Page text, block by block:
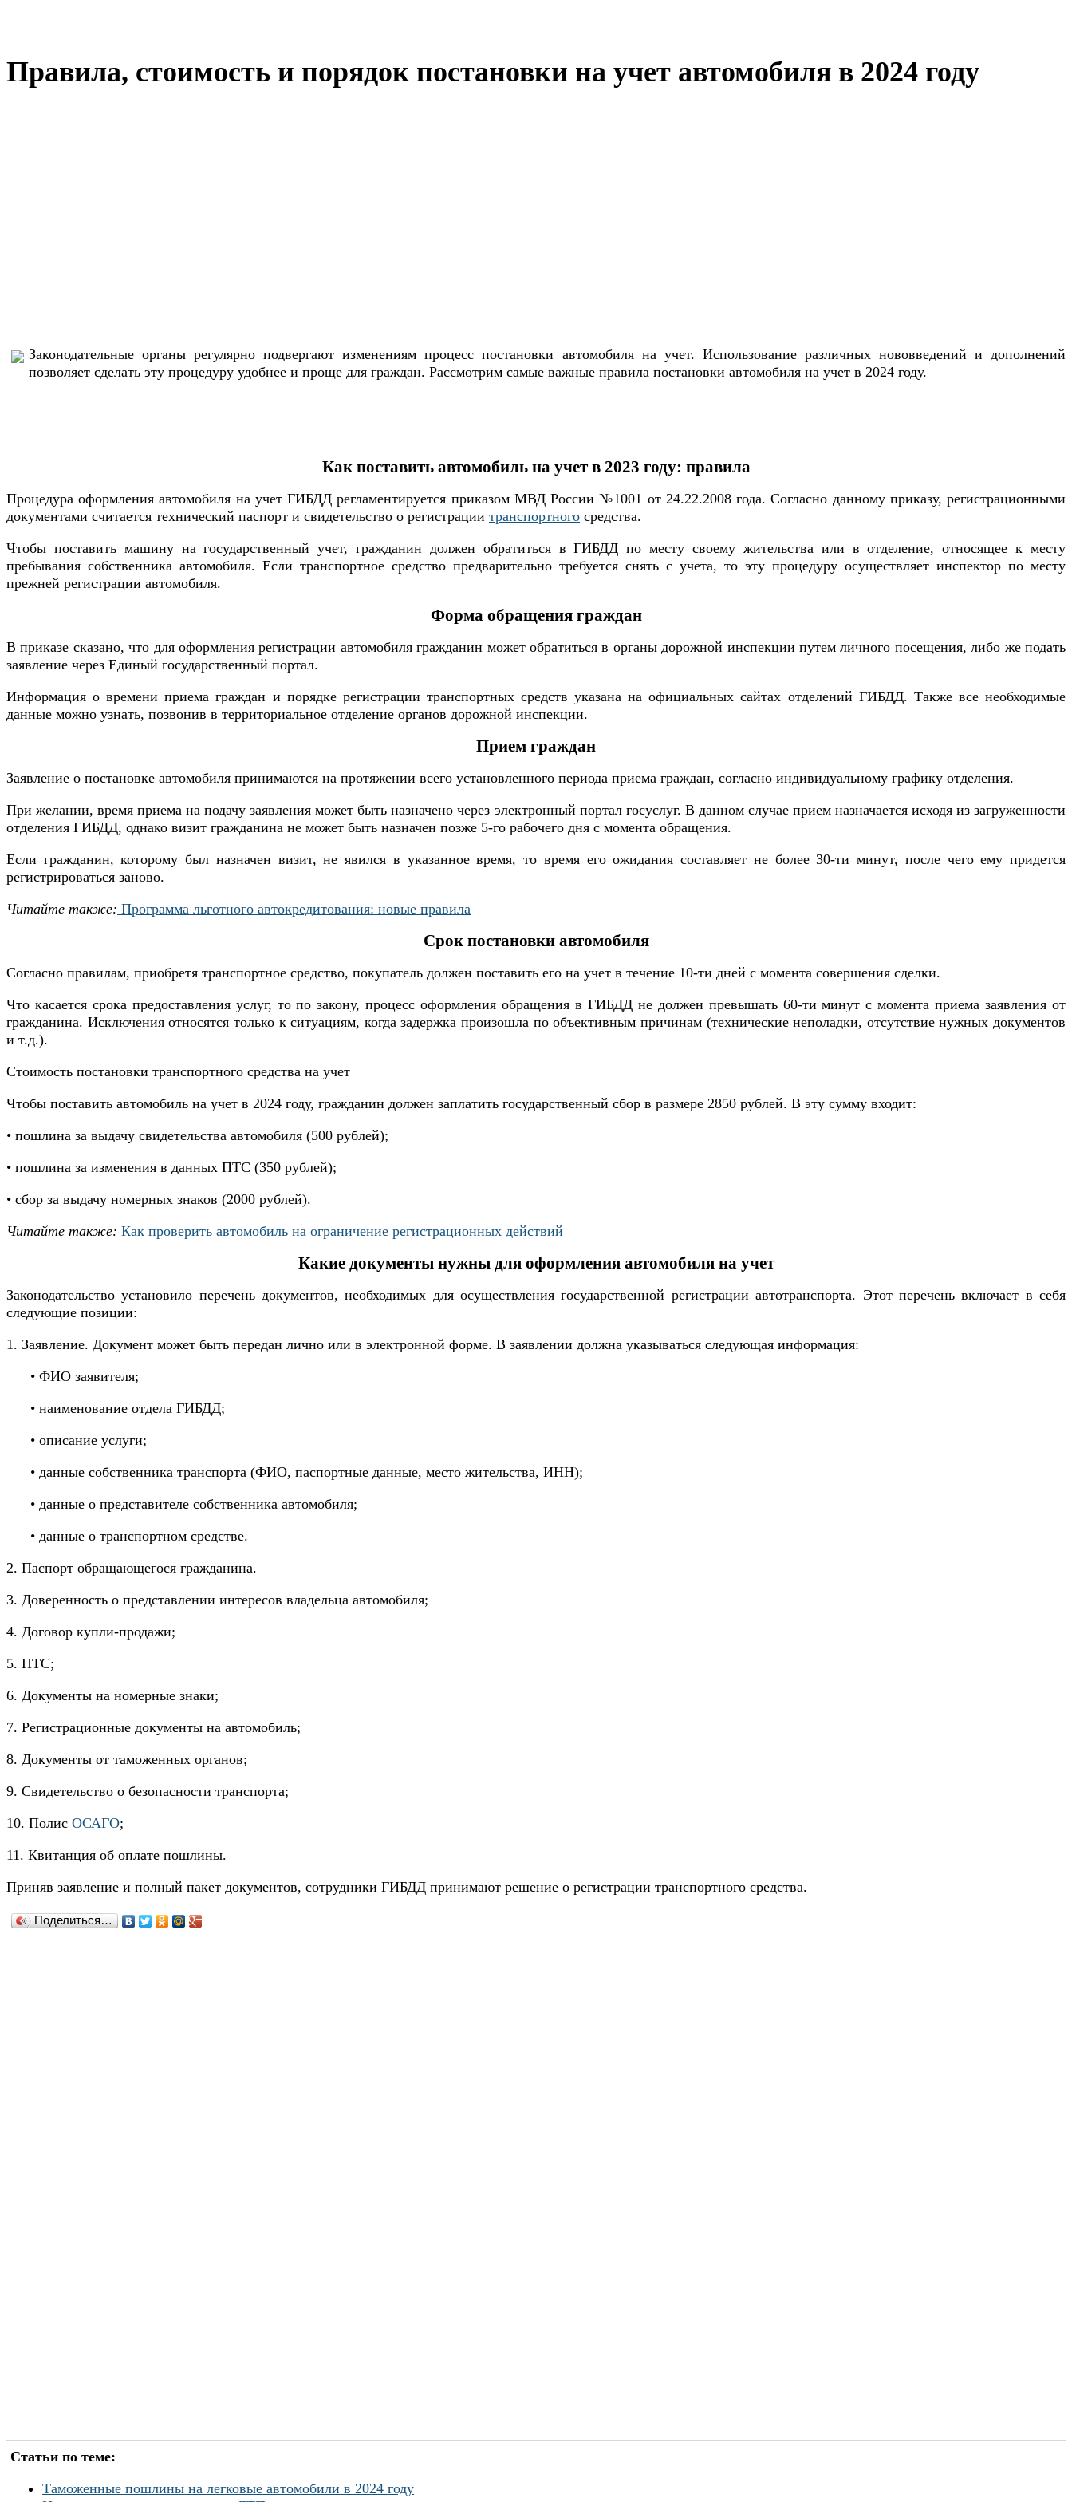
Правила, стоимость и порядок постановки на учет автомобиля в 2024 году
Законодательные органы регулярно подвергают изменениям процесс постановки автомобиля на учет. Использование различных нововведений и дополнений
позволяет сделать эту процедуру удобнее и проще для граждан. Рассмотрим самые важные правила постановки автомобиля на учет в 2024 году.
Как поставить автомобиль на учет в 2023 году: правила
Процедура оформления автомобиля на учет ГИБДД регламентируется приказом МВД России №1001 от 24.22.2008 года. Согласно данному приказу, регистрационными
документами считается технический паспорт и свидетельство о регистрации транспортного средства.
Чтобы поставить машину на государственный учет, гражданин должен обратиться в ГИБДД по месту своему жительства или в отделение, относящее к месту
пребывания собственника автомобиля. Если транспортное средство предварительно требуется снять с учета, то эту процедуру осуществляет инспектор по месту
прежней регистрации автомобиля.
Форма обращения граждан
В приказе сказано, что для оформления регистрации автомобиля гражданин может обратиться в органы дорожной инспекции путем личного посещения, либо же подать
заявление через Единый государственный портал.
Информация о времени приема граждан и порядке регистрации транспортных средств указана на официальных сайтах отделений ГИБДД. Также все необходимые
данные можно узнать, позвонив в территориальное отделение органов дорожной инспекции.
Прием граждан
Заявление о постановке автомобиля принимаются на протяжении всего установленного периода приема граждан, согласно индивидуальному графику отделения.
При желании, время приема на подачу заявления может быть назначено через электронный портал госуслуг. В данном случае прием назначается исходя из загруженности
отделения ГИБДД, однако визит гражданина не может быть назначен позже 5-го рабочего дня с момента обращения.
Если гражданин, которому был назначен визит, не явился в указанное время, то время его ожидания составляет не более 30-ти минут, после чего ему придется
регистрироваться заново.
Читайте также: Программа льготного автокредитования: новые правила
Срок постановки автомобиля
Согласно правилам, приобретя транспортное средство, покупатель должен поставить его на учет в течение 10-ти дней с момента совершения сделки.
Что касается срока предоставления услуг, то по закону, процесс оформления обращения в ГИБДД не должен превышать 60-ти минут с момента приема заявления от
гражданина. Исключения относятся только к ситуациям, когда задержка произошла по объективным причинам (технические неполадки, отсутствие нужных документов
и т.д.).
Стоимость постановки транспортного средства на учет
Чтобы поставить автомобиль на учет в 2024 году, гражданин должен заплатить государственный сбор в размере 2850 рублей. В эту сумму входит:
• пошлина за выдачу свидетельства автомобиля (500 рублей);
• пошлина за изменения в данных ПТС (350 рублей);
• сбор за выдачу номерных знаков (2000 рублей).
Читайте также: Как проверить автомобиль на ограничение регистрационных действий
Какие документы нужны для оформления автомобиля на учет
Законодательство установило перечень документов, необходимых для осуществления государственной регистрации автотранспорта. Этот перечень включает в себя
следующие позиции:
1. Заявление. Документ может быть передан лично или в электронной форме. В заявлении должна указываться следующая информация:
• ФИО заявителя;
• наименование отдела ГИБДД;
• описание услуги;
• данные собственника транспорта (ФИО, паспортные данные, место жительства, ИНН);
• данные о представителе собственника автомобиля;
• данные о транспортном средстве.
2. Паспорт обращающегося гражданина.
3. Доверенность о представлении интересов владельца автомобиля;
4. Договор купли-продажи;
5. ПТС;
6. Документы на номерные знаки;
7. Регистрационные документы на автомобиль;
8. Документы от таможенных органов;
9. Свидетельство о безопасности транспорта;
10. Полис ОСАГО;
11. Квитанция об оплате пошлины.
Приняв заявление и полный пакет документов, сотрудники ГИБДД принимают решение о регистрации транспортного средства.
Поделиться…
Статьи по теме:
Таможенные пошлины на легковые автомобили в 2024 году